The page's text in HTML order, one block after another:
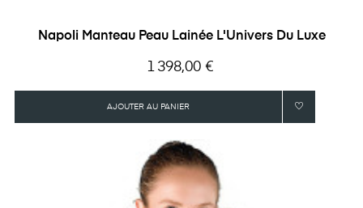
Napoli Manteau Peau Lainée L'Univers Du Luxe
Prix
1 398,00 €
AJOUTER AU PANIER